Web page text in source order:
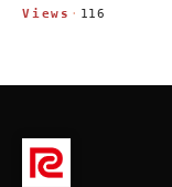
Views · 116